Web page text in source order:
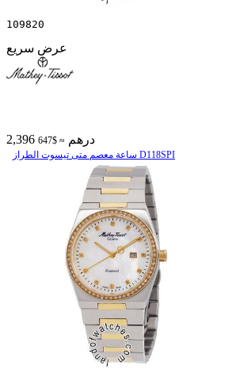
109820
عرض سريع
2,396 درهم ≈ $647
ساعة معصم متی تیسوت الطراز D118SPI